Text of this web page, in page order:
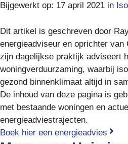
Bijgewerkt op: 17 april 2021 in
Dit artikel is geschreven door
energieadviseur en oprichter van
zijn dagelijkse praktijk adviseert
woningverduurzaming, waarbij
gezond binnenklimaat altijd in
De inhoud van deze pagina is
met bestaande woningen en
energieadviestrajecten.
Boek hier een energieadvies